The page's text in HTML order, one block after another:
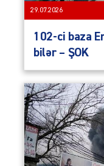
29.07.2026
102-ci baza
bilər – ŞOK